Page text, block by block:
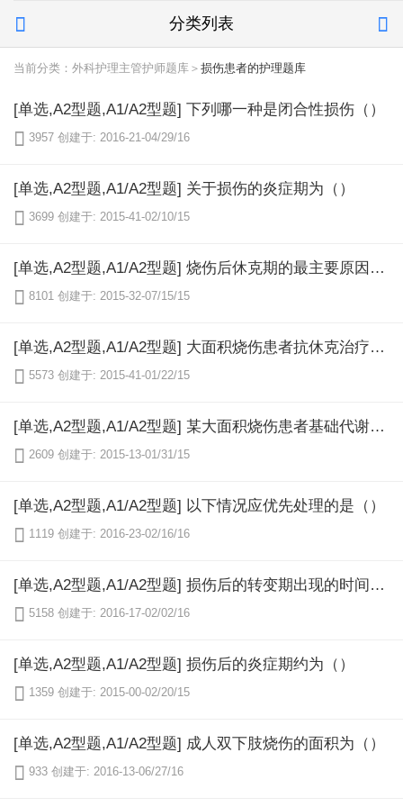
 分类列表 
当前分类：外科护理主管护师题库＞ 损伤患者的护理题库
[单选,A2型题,A1/A2型题] 下列哪一种是闭合性损伤（）
 3957 创建于: 2016-21-04/29/16
[单选,A2型题,A1/A2型题] 关于损伤的炎症期为（）
 3699 创建于: 2015-41-02/10/15
[单选,A2型题,A1/A2型题] 烧伤后休克期的最主要原因是（）
 8101 创建于: 2015-32-07/15/15
[单选,A2型题,A1/A2型题] 大面积烧伤患者抗休克治疗常用的是（）
 5573 创建于: 2015-41-01/22/15
[单选,A2型题,A1/A2型题] 某大面积烧伤患者基础代谢量约1500kcal，其伤后每日能量需要量约为（）
 2609 创建于: 2015-13-01/31/15
[单选,A2型题,A1/A2型题] 以下情况应优先处理的是（）
 1119 创建于: 2016-23-02/16/16
[单选,A2型题,A1/A2型题] 损伤后的转变期出现的时间是（）
 5158 创建于: 2016-17-02/02/16
[单选,A2型题,A1/A2型题] 损伤后的炎症期约为（）
 1359 创建于: 2015-00-02/20/15
[单选,A2型题,A1/A2型题] 成人双下肢烧伤的面积为（）
 933 创建于: 2016-13-06/27/16